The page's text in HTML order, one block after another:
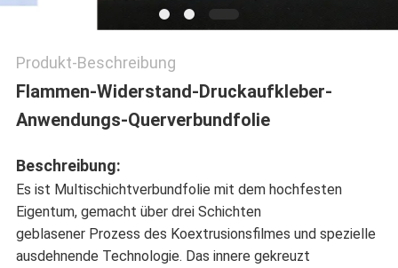
Produkt-Beschreibung
Flammen-Widerstand-Druckaufkleber-
Anwendungs-Querverbundfolie
Beschreibung:
Es ist Multischichtverbundfolie mit dem hochfesten
Eigentum, gemacht über drei Schichten
geblasener Prozess des Koextrusionsfilmes und spezielle
ausdehnende Technologie. Das innere gekreuzt